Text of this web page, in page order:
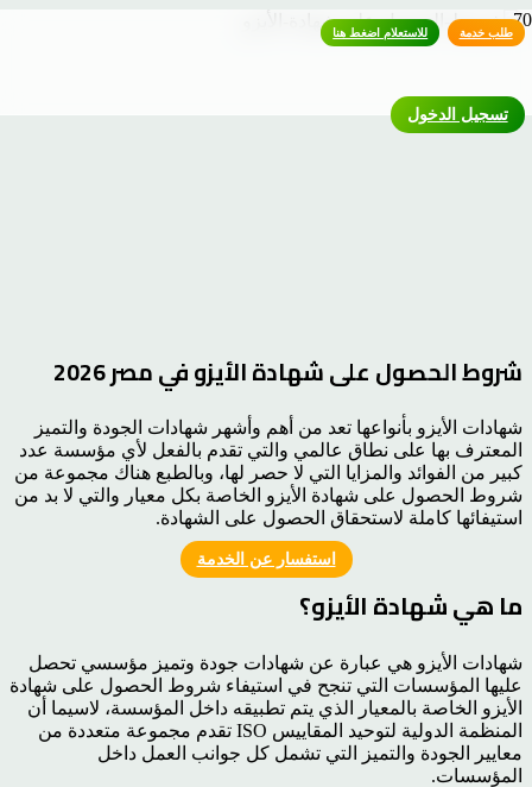
طلب خدمة للاستعلام اضغط هنا
تسجيل الدخول
شروط الحصول على شهادة الأيزو في مصر 2026
شهادات الأيزو بأنواعها تعد من أهم وأشهر شهادات الجودة والتميز
المعترف بها على نطاق عالمي والتي تقدم بالفعل لأي مؤسسة عدد
كبير من الفوائد والمزايا التي لا حصر لها، وبالطبع هناك مجموعة من
شروط الحصول على شهادة الأيزو الخاصة بكل معيار والتي لا بد من
استيفائها كاملة لاستحقاق الحصول على الشهادة.
استفسار عن الخدمة
ما هي شهادة الأيزو؟
شهادات الأيزو هي عبارة عن شهادات جودة وتميز مؤسسي تحصل
عليها المؤسسات التي تنجح في استيفاء شروط الحصول على شهادة
الأيزو الخاصة بالمعيار الذي يتم تطبيقه داخل المؤسسة، لاسيما أن
المنظمة الدولية لتوحيد المقاييس ISO تقدم مجموعة متعددة من
معايير الجودة والتميز التي تشمل كل جوانب العمل داخل
المؤسسات.